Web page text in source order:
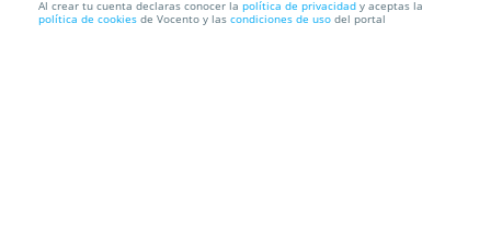
Entradas La importancia de llamarse Ernesto
Al crear tu cuenta declaras conocer la política de privacidad y aceptas la
política de cookies de Vocento y las condiciones de uso del portal